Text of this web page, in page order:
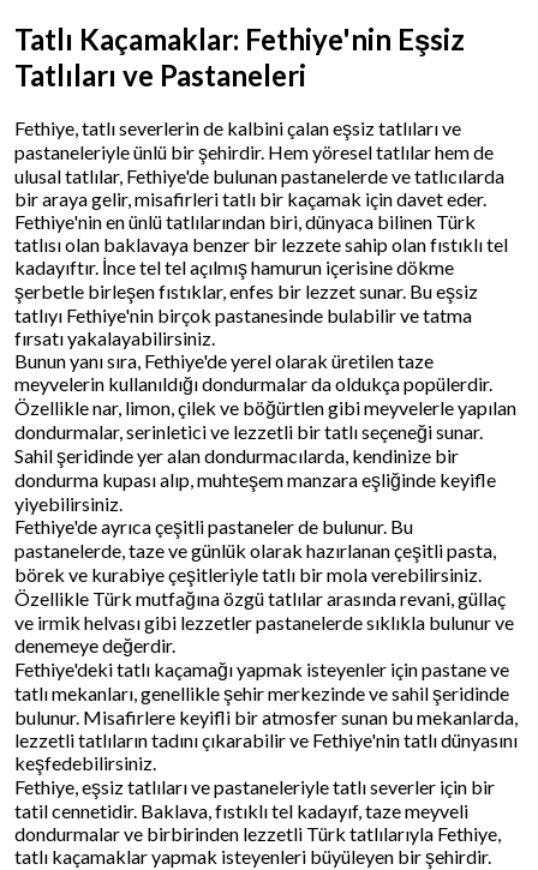
Tatlı Kaçamaklar: Fethiye'nin Eşsiz
Tatlıları ve Pastaneleri
Fethiye, tatlı severlerin de kalbini çalan eşsiz tatlıları ve
pastaneleriyle ünlü bir şehirdir. Hem yöresel tatlılar hem de
ulusal tatlılar, Fethiye'de bulunan pastanelerde ve tatlıcılarda
bir araya gelir, misafirleri tatlı bir kaçamak için davet eder.
Fethiye'nin en ünlü tatlılarından biri, dünyaca bilinen Türk
tatlısı olan baklavaya benzer bir lezzete sahip olan fıstıklı tel
kadayıftır. İnce tel tel açılmış hamurun içerisine dökme
şerbetle birleşen fıstıklar, enfes bir lezzet sunar. Bu eşsiz
tatlıyı Fethiye'nin birçok pastanesinde bulabilir ve tatma
fırsatı yakalayabilirsiniz.
Bunun yanı sıra, Fethiye'de yerel olarak üretilen taze
meyvelerin kullanıldığı dondurmalar da oldukça popülerdir.
Özellikle nar, limon, çilek ve böğürtlen gibi meyvelerle yapılan
dondurmalar, serinletici ve lezzetli bir tatlı seçeneği sunar.
Sahil şeridinde yer alan dondurmacılarda, kendinize bir
dondurma kupası alıp, muhteşem manzara eşliğinde keyifle
yiyebilirsiniz.
Fethiye'de ayrıca çeşitli pastaneler de bulunur. Bu
pastanelerde, taze ve günlük olarak hazırlanan çeşitli pasta,
börek ve kurabiye çeşitleriyle tatlı bir mola verebilirsiniz.
Özellikle Türk mutfağına özgü tatlılar arasında revani, güllaç
ve irmik helvası gibi lezzetler pastanelerde sıklıkla bulunur ve
denemeye değerdir.
Fethiye'deki tatlı kaçamağı yapmak isteyenler için pastane ve
tatlı mekanları, genellikle şehir merkezinde ve sahil şeridinde
bulunur. Misafirlere keyifli bir atmosfer sunan bu mekanlarda,
lezzetli tatlıların tadını çıkarabilir ve Fethiye'nin tatlı dünyasını
keşfedebilirsiniz.
Fethiye, eşsiz tatlıları ve pastaneleriyle tatlı severler için bir
tatil cennetidir. Baklava, fıstıklı tel kadayıf, taze meyveli
dondurmalar ve birbirinden lezzetli Türk tatlılarıyla Fethiye,
tatlı kaçamaklar yapmak isteyenleri büyüleyen bir şehirdir.